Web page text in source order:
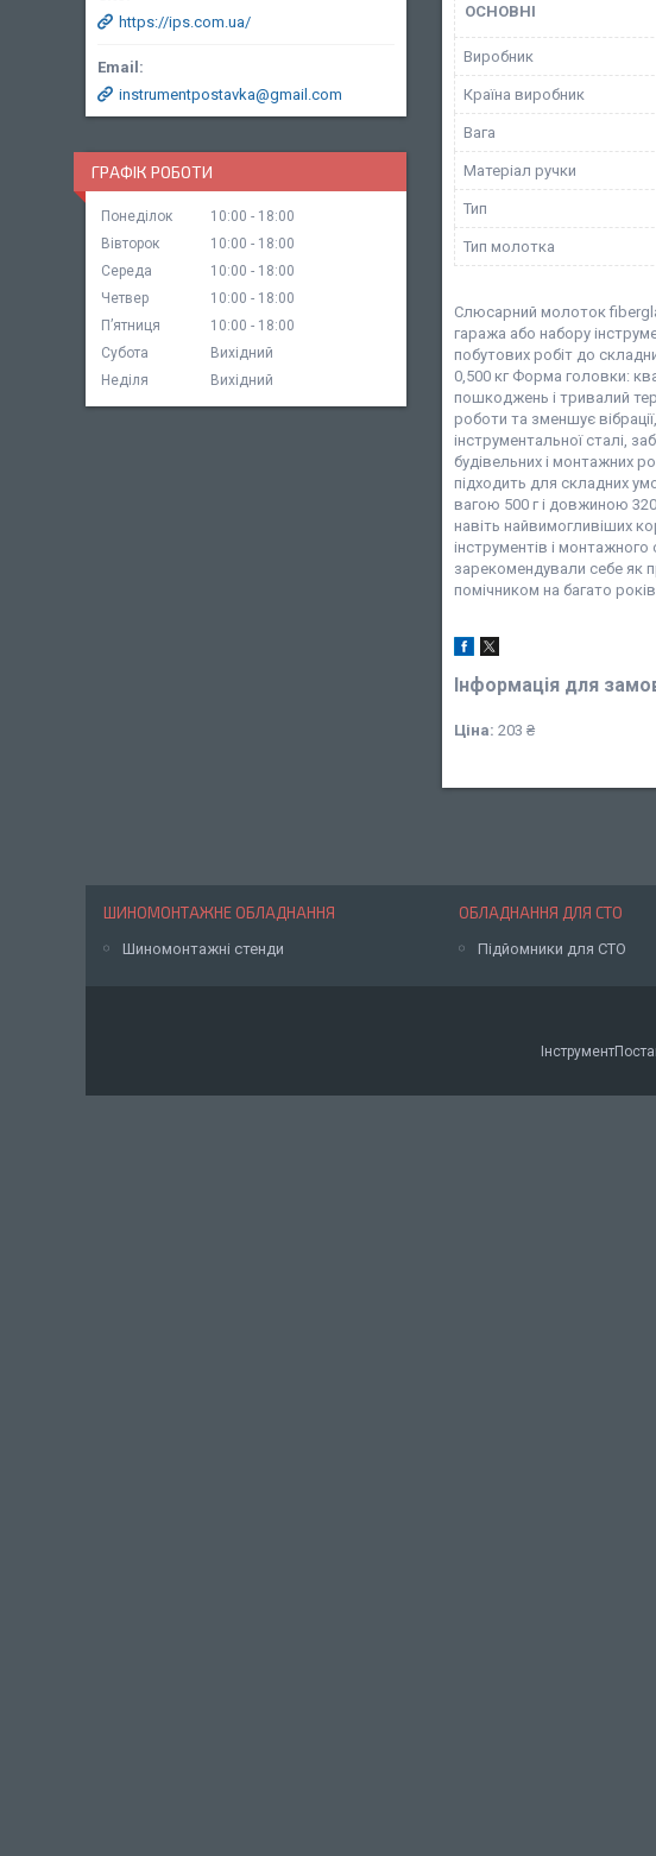
ОСНОВНІ
Виробник
Країна виробник
Вага
Матеріал ручки
Тип
Тип молотка
Слюсарний молоток
гаража або набору
побутових робіт до
0,500 кг Форма головки:
пошкоджень і тривалий
роботи та зменшує
інструментальної сталі,
будівельних і монтажних
підходить для складних
вагою 500 г і довжиною
навіть найвимогливіших
інструментів і
зарекомендували себе як
помічником на багато років.
Інформація для
Ціна: 203 ₴
https://ips.com.ua/
instrumentpostavka@gmail.com
ГРАФІК РОБОТИ
Понеділок 10:00
18:00
Вівторок
10:00
18:00
Середа
10:00
18:00
Четвер
10:00
18:00
Пʼятниця
10:00
18:00
Субота
Вихідний
Неділя
Вихідний
ШИНОМОНТАЖНЕ ОБЛАДНАННЯ
Шиномонтажні стенди
ОБЛАДНАННЯ ДЛЯ СТО
Підйомники для СТО